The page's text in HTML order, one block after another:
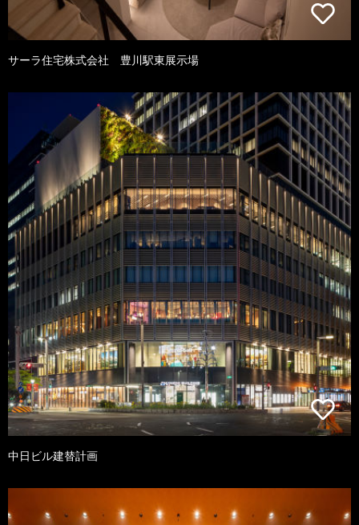
サーラ住宅株式会社 豊川駅東展示場
中日ビル建替計画